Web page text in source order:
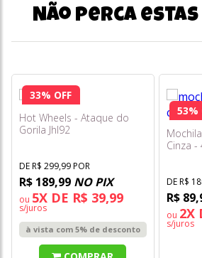
Não perca
33% OFF
Hot Wheels - Ataque do
Gorila Jhl92
DE R$ 299,99 POR
R$ 189,99 NO PIX
ou 5X DE R$ 39,99
s/juros
à vista com 5% de desconto
53%
Cinza -
DE R$
R$
ou 2X
s/juros